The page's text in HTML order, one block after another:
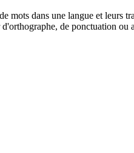
dans une langue et leurs
de ponctuation